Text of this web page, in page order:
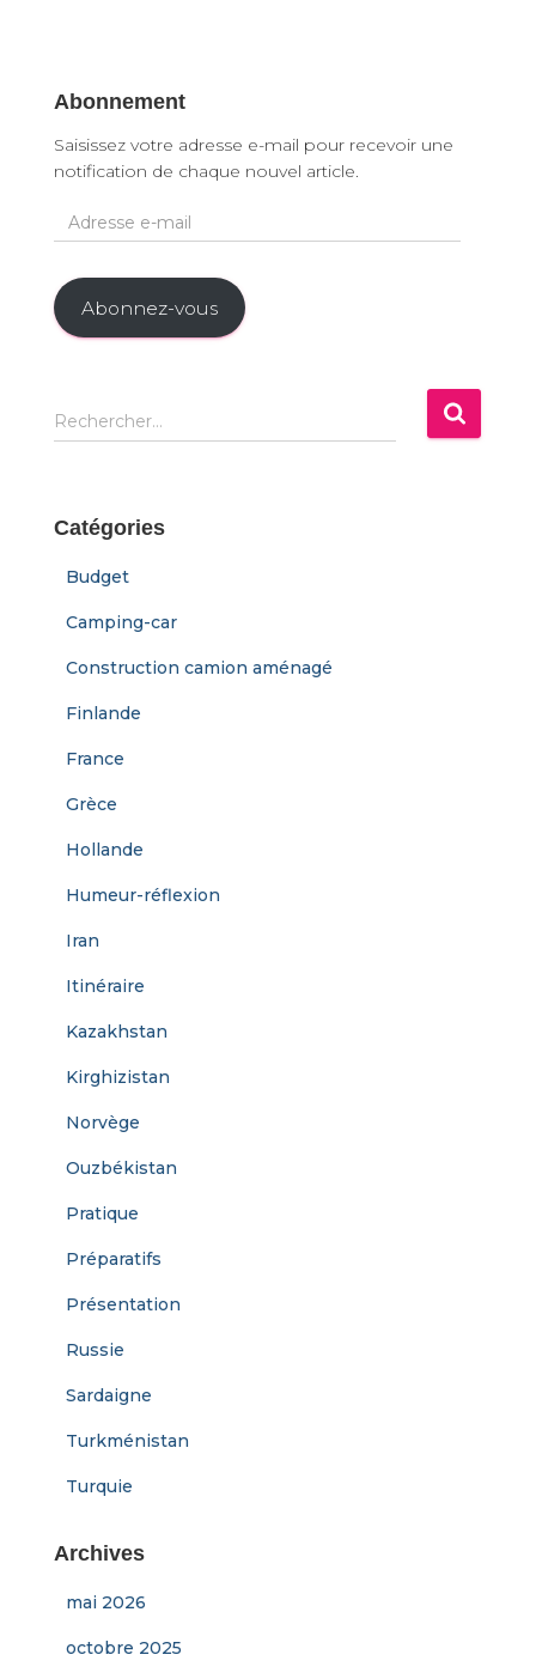
Abonnement
Saisissez votre adresse e-mail pour recevoir une
notification de chaque nouvel article.
d
e
s
-
l
Abonnez-vous
R
e
r
Rechercher…
Catégories
Budget
Camping-car
Construction camion aménagé
Finlande
France
Grèce
Hollande
Humeur-réflexion
Iran
Itinéraire
Kazakhstan
Kirghizistan
Norvège
Ouzbékistan
Pratique
Préparatifs
Présentation
Russie
Sardaigne
Turkménistan
Turquie
Archives
mai 2026
octobre 2025